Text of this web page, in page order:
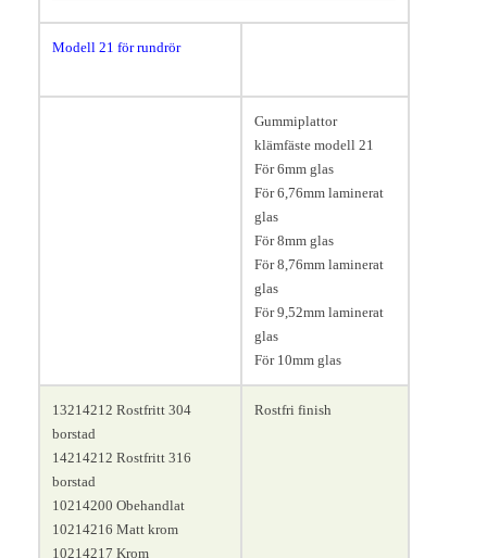
Modell 21 för rundrör
Gummiplattor
klämfäste modell 21
För 6mm glas
För 6,76mm laminerat
glas
För 8mm glas
För 8,76mm laminerat
glas
För 9,52mm laminerat
glas
För 10mm glas
13214212 Rostfritt 304
borstad
14214212 Rostfritt 316
borstad
10214200 Obehandlat
10214216 Matt krom
10214217 Krom
Rostfri finish